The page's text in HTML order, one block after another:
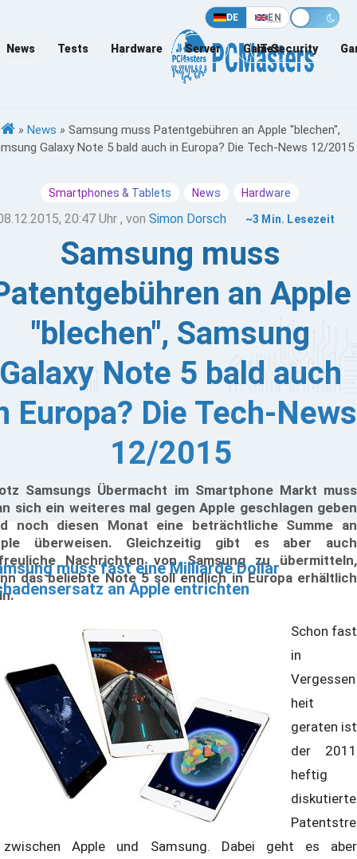
DE EN
News Tests Hardware Server Games
IT-Security
» News » Samsung muss Patentgebühren an Apple "blechen",
Galaxy Note 5 bald auch in Europa? Die Tech-News 12/2015
Smartphones & Tablets News Hardware
20:47 Uhr , von Simon Dorsch ~3 Min. Lesezeit
Samsung muss
an Apple
"blechen", Samsung
Galaxy Note 5 bald auch
Europa? Die Tech-News
12/2015
Samsungs Übermacht im Smartphone Markt muss
sich ein weiteres mal gegen Apple geschlagen geben
noch diesen Monat eine beträchtliche Summe an
überweisen. Gleichzeitig gibt es aber auch
Nachrichten von Samsung zu übermitteln,
das beliebte Note 5 soll endlich in Europa erhältlich
muss fast eine Milliarde Dollar
an Apple entrichten
Schon fast
in
Vergessen
heit
geraten ist
der 2011
heftig
diskutierte
Patentstre
Apple und Samsung. Dabei geht es aber